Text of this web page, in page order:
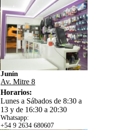
Junín
Av. Mitre 8
Horarios:
Lunes a Sábados de 8:30 a
13 y de 16:30 a 20:30
Whatsapp:
+54 9 2634 680607